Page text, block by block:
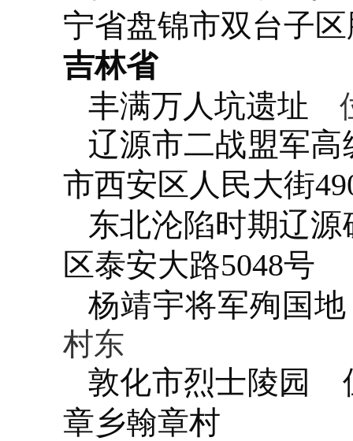
宁省盘锦市双台子
吉林省
丰满万人坑遗址
辽源市二战盟军
市西安区人民大街
东北沦陷时期辽
区泰安大路5048号
杨靖宇将军殉国地
村东
敦化市烈士陵园
章乡翰章村